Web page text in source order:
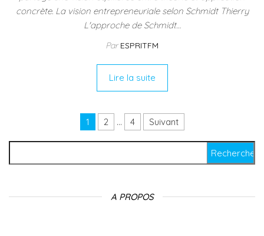
concrète. La vision entrepreneuriale selon Schmidt Thierry
L'approche de Schmidt…
ParESPRITFM
Lire la suite
Pagination des publications
1 2 … 4 Suivant
A PROPOS